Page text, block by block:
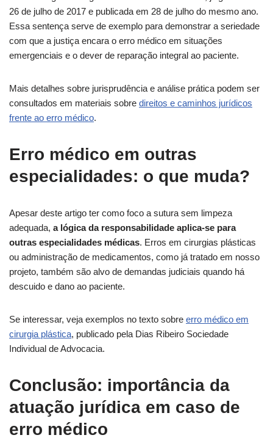
26 de julho de 2017 e publicada em 28 de julho do mesmo ano.
Essa sentença serve de exemplo para demonstrar a seriedade
com que a justiça encara o erro médico em situações
emergenciais e o dever de reparação integral ao paciente.
Mais detalhes sobre jurisprudência e análise prática podem ser
consultados em materiais sobre direitos e caminhos jurídicos
frente ao erro médico.
Erro médico em outras
especialidades: o que muda?
Apesar deste artigo ter como foco a sutura sem limpeza
adequada, a lógica da responsabilidade aplica-se para
outras especialidades médicas. Erros em cirurgias plásticas
ou administração de medicamentos, como já tratado em nosso
projeto, também são alvo de demandas judiciais quando há
descuido e dano ao paciente.
Se interessar, veja exemplos no texto sobre erro médico em
cirurgia plástica, publicado pela Dias Ribeiro Sociedade
Individual de Advocacia.
Conclusão: importância da
atuação jurídica em caso de
erro médico